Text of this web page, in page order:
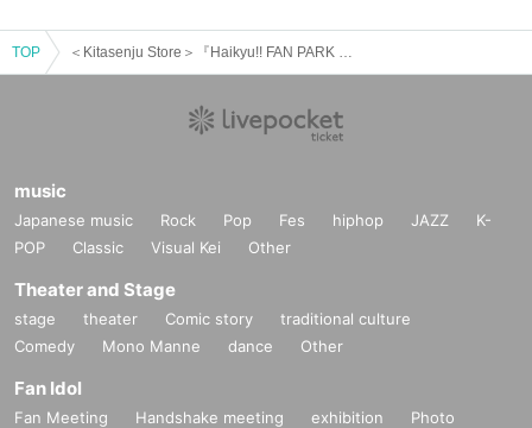
TOP
music
Japanese music Rock Pop Fes hiphop JAZZ
K-
POP
Classic Visual Kei Other
Theater and Stage
stage theater Comic story
traditional culture
Comedy
Mono Manne dance Other
Fan Idol
Fan Meeting Handshake meeting exhibition
Photo